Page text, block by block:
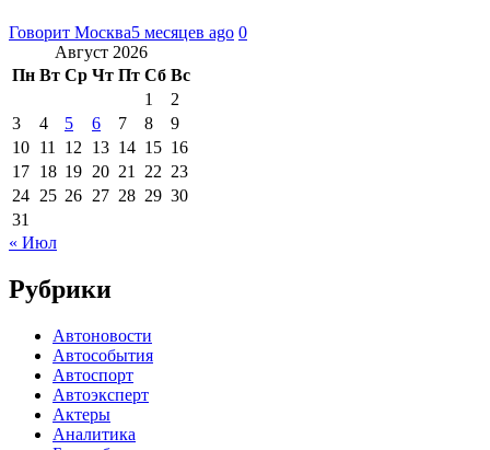
Говорит Москва5 месяцев ago 0
Август 2026
Пн Вт Ср Чт Пт Сб Вс
1
2
3
4 5 6 7 8
9
10 11 12 13 14 15 16
17 18 19 20 21 22 23
24 25 26 27 28 29 30
31
« Июл
Рубрики
Автоновости
Автособытия
Автоспорт
Автоэксперт
Актеры
Аналитика